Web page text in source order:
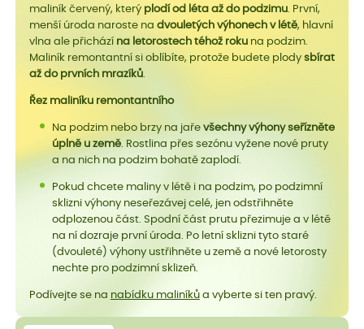
maliník červený, který plodí od léta až do podzimu. První,
menší úroda naroste na dvouletých výhonech v létě, hlavní
vlna ale přichází na letorostech téhož rokuna podzim.
Maliník remontantní si oblíbíte, protože budete plody sbírat
až do prvních mrazíků.
Řez maliníku remontantního
Na podzim nebo brzy na jaře všechny výhony seřízněte
úplně u země. Rostlina přes sezónu vyžene nové pruty
a na nich na podzim bohatě zaplodí.
Pokud chcete maliny v létě i na podzim, po podzimní
sklizni výhony neseřezávej celé, jen odstřihněte
odplozenou část. Spodní část prutu přezimuje a v létě
na ní dozraje první úroda. Po letní sklizni tyto staré
(dvouleté) výhony ustřihněte u země a nové letorosty
nechte pro podzimní sklizeň.
Podívejte se na nabídku maliníkůa vyberte si ten pravý.